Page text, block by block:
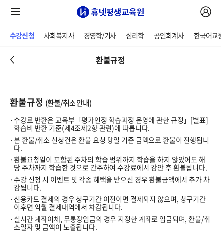
수강신청 사회복지사 경영학/기사 심리학 공인회계사 한국어교
환불규정
환불규정 (환불/취소 안내)
수강료 반환은 교육부「평가인정 학습과정 운영에 관한 규정」[별표]
학습비 반환 기준(제4조제2항 관련)에 따릅니다.
본 환불/취소 신청건은 환불 요청 당일 기준 금액으로 환불이 진행됩니
다.
환불요청일이 포함된 주차의 학습 범위까지 학습을 하지 않았어도 해
당 주차까지 학습한 것으로 간주하여 수강료에서 감안 후 환불됩니다.
수강 신청 시 이벤트 및 각종 혜택을 받으신 경우 환불금액에서 추가 차
감됩니다.
신용카드 결제의 경우 청구기간 이전이면 결제되지 않으며, 청구기간
이후면 익월 결제내역에서 차감됩니다.
실시간 계좌이체, 무통장입금의 경우 지정한 계좌로 입금되며, 환불/취
소일자 및 금액이 노출됩니다.